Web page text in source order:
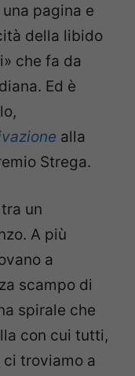
pagina e
della libido
che fa da
Ed è
alla
Strega.
un
A più
a
scampo di
spirale che
con cui tutti,
troviamo a